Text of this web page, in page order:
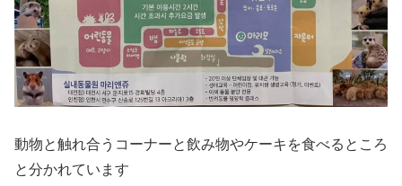
動物と触れ合うコーナーと飲み物やケーキを食べるところ
と分かれています